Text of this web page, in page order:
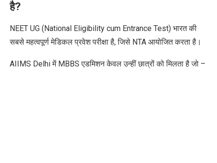
है?
NEET UG (National Eligibility cum Entrance Test) भारत की
सबसे महत्वपूर्ण मेडिकल प्रवेश परीक्षा है, जिसे NTA आयोजित करता है।
AIIMS Delhi में MBBS एडमिशन केवल उन्हीं छात्रों को मिलता है जो –